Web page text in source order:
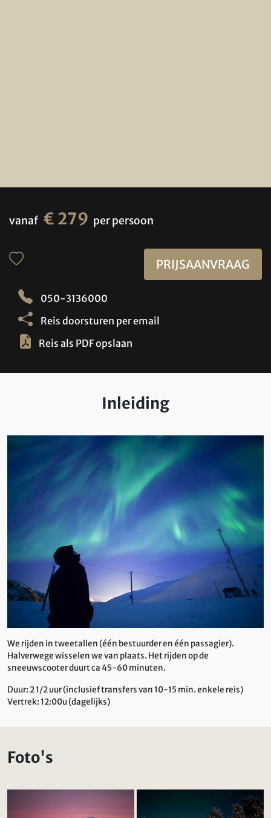
vanaf € 279 per persoon
PRIJSAANVRAAG
050-3136000
Reis doorsturen per email
Reis als PDF opslaan
Inleiding
We rijden in tweetallen (één bestuurder en één passagier).
Halverwege wisselen we van plaats. Het rijden op de
sneeuwscooter duurt ca 45-60 minuten.
Duur: 2 1/2 uur (inclusief transfers van 10-15 min. enkele reis)
Vertrek: 12:00u (dagelijks)
Foto's